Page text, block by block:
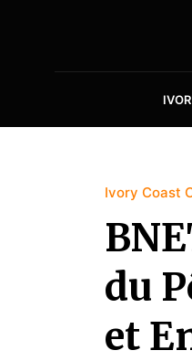
Ivory Coast
du
et